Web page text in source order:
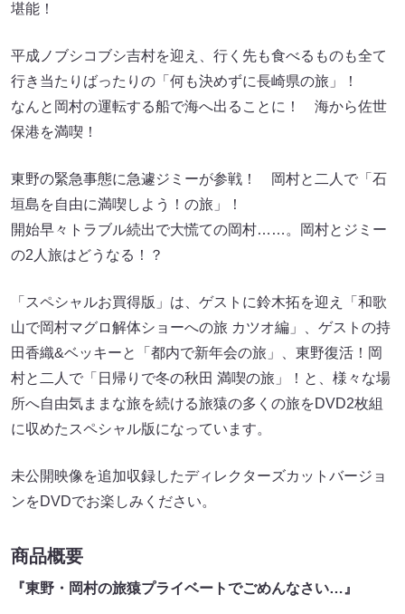
堪能！
平成ノブシコブシ吉村を迎え、行く先も食べるものも全て
行き当たりばったりの「何も決めずに長崎県の旅」！
なんと岡村の運転する船で海へ出ることに！ 海から佐世
保港を満喫！
東野の緊急事態に急遽ジミーが参戦！ 岡村と二人で「石
垣島を自由に満喫しよう！の旅」！
開始早々トラブル続出で大慌ての岡村……。岡村とジミー
の2人旅はどうなる！？
「スペシャルお買得版」は、ゲストに鈴木拓を迎え「和歌
山で岡村マグロ解体ショーへの旅 カツオ編」、ゲストの持
田香織&ベッキーと「都内で新年会の旅」、東野復活！岡
村と二人で「日帰りで冬の秋田 満喫の旅」！と、様々な場
所へ自由気ままな旅を続ける旅猿の多くの旅をDVD2枚組
に収めたスペシャル版になっています。
未公開映像を追加収録したディレクターズカットバージョ
ンをDVDでお楽しみください。
商品概要
『東野・岡村の旅猿プライベートでごめんなさい…』